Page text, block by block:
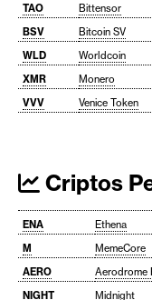
TAO
Bittensor
BSV
Bitcoin SV
WLD
Worldcoin
XMR
Monero
VVV
Venice Token
Criptos
ENA Ethena
M
MemeCore
AERO
Aerodrome
NIGHT
Midnight